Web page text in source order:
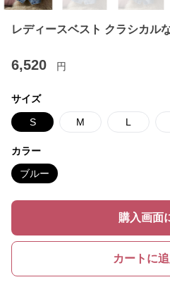
レディースベスト クラシカル
6,520 円
サイズ
S M L
カラー
ブルー
購入画面
カートに